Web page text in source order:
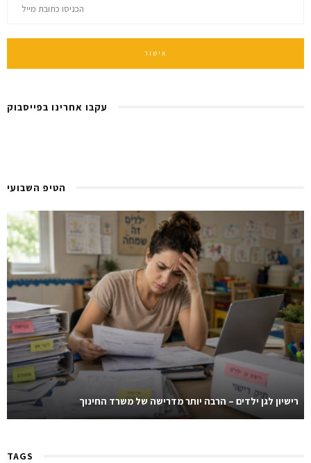
עקבו אחרינו בפייסבוק
הטיפ השבועי
רישיון לגן ילדים – הרבה יותר מדרישה של משרד החינוך
TAGS